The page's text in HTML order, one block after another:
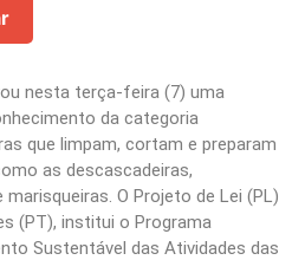
nesta terça-feira (7) uma
da categoria
que limpam, cortam e preparam
as descascadeiras,
O Projeto de Lei (PL)
(PT), institui o Programa
Sustentável das Atividades das